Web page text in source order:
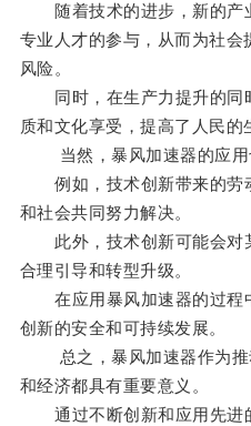
随着技术的进步，新的产
专业人才的参与，从而为社会
风险。
同时，在生产力提升的同
质和文化享受，提高了人民的
当然，暴风加速器的应用
例如，技术创新带来的劳
和社会共同努力解决。
此外，技术创新可能会对
合理引导和转型升级。
在应用暴风加速器的过程
创新的安全和可持续发展。
总之，暴风加速器作为推
和经济都具有重要意义。
通过不断创新和应用先进